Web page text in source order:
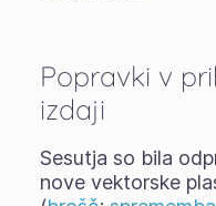
Popravki v
izdaji
Sesutja so bila
nove vektorske